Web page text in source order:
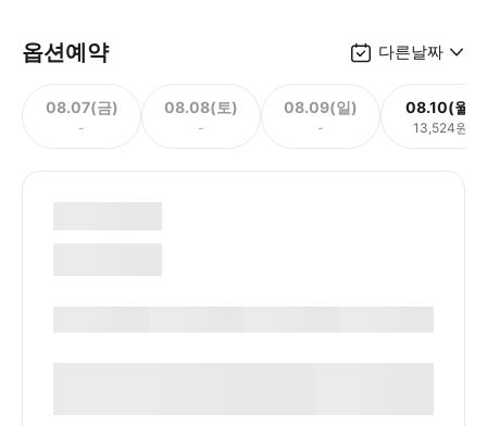
옵션예약 다른날짜
08.07(금)
-
08.08(토)
-
08.09(일)
-
08.10(월)
13,524원